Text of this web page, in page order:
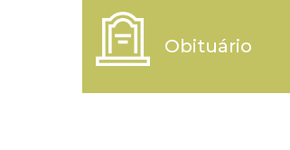
Obituário